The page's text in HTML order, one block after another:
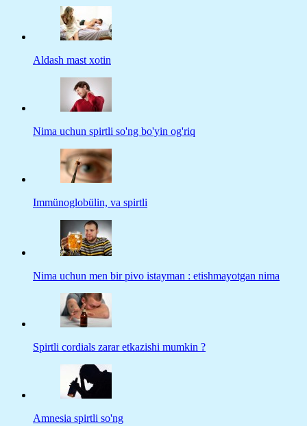
Aldash mast xotin
Nima uchun spirtli so'ng bo'yin og'riq
Immünoglobülin, va spirtli
Nima uchun men bir pivo istayman : etishmayotgan nima
Spirtli cordials zarar etkazishi mumkin ?
Amnesia spirtli so'ng